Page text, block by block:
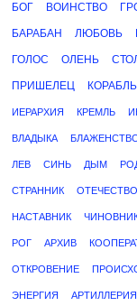
БОГ ВОИНСТВО
БАРАБАН ЛЮБОВЬ
ГОЛОС ОЛЕНЬ
ПРИШЕЛЕЦ КОРАБЛЬ
ИЕРАРХИЯ КРЕМЛЬ
ВЛАДЫКА
ЛЕВ СИНЬ ДЫМ
СТРАННИК ОТЕЧЕСТВО
НАСТАВНИК
РОГ АРХИВ
ОТКРОВЕНИЕ
ЭНЕРГИЯ АРТИЛЛЕРИЯ